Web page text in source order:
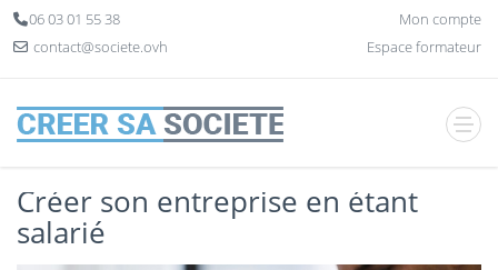
06 03 01 55 38
contact@societe.ovh
Mon compte
Espace formateur
Créer son entreprise en étant
salarié
Panneau de gestion des cookies